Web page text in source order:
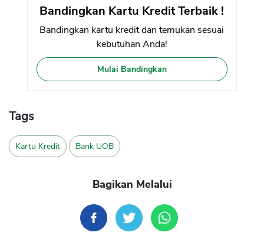
Bandingkan Kartu Kredit Terbaik !
Bandingkan kartu kredit dan temukan sesuai
kebutuhan Anda!
Mulai Bandingkan
Tags
Kartu Kredit Bank UOB
Bagikan Melalui